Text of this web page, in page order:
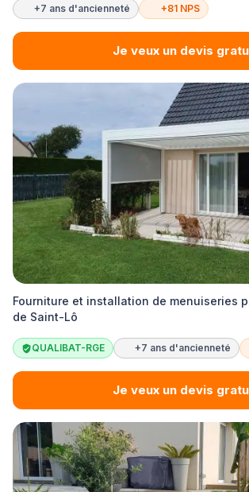
+7 ans d'ancienneté +81 NPS
Je veux un devis
Fourniture et installation de menuiseries
de Saint-Lô
QUALIBAT-RGE +7 ans d'ancienneté
Je veux un devis